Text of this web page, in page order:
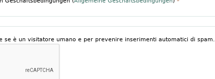
se è un visitatore umano e per prevenire inserimenti automatici di spam.